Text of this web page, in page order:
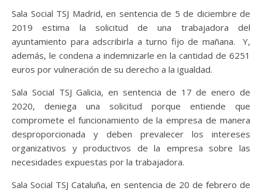
Sala Social TSJ Madrid, en sentencia de 5 de diciembre de
2019 estima la solicitud de una trabajadora del
ayuntamiento para adscribirla a turno fijo de mañana. Y,
además, le condena a indemnizarle en la cantidad de 6251
euros por vulneración de su derecho a la igualdad.
Sala Social TSJ Galicia, en sentencia de 17 de enero de
2020, deniega una solicitud porque entiende que
compromete el funcionamiento de la empresa de manera
desproporcionada y deben prevalecer los intereses
organizativos y productivos de la empresa sobre las
necesidades expuestas por la trabajadora.
Sala Social TSJ Cataluña, en sentencia de 20 de febrero de